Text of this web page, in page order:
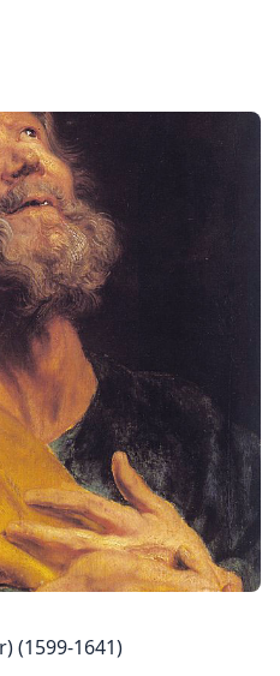
(1599-1641)